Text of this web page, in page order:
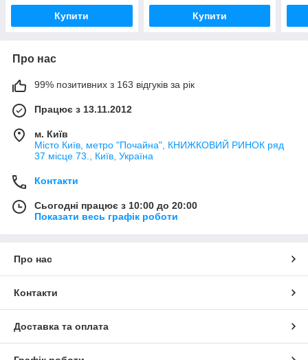
Купити Купити
Про нас
99% позитивних з 163 відгуків за рік
Працює з 13.11.2012
м. Київ
Місто Київ, метро "Почайна", КНИЖКОВИЙ РИНОК ряд
37 місце 73., Київ, Україна
Контакти
Сьогодні працює з 10:00 до 20:00
Показати весь графік роботи
Про нас
Контакти
Доставка та оплата